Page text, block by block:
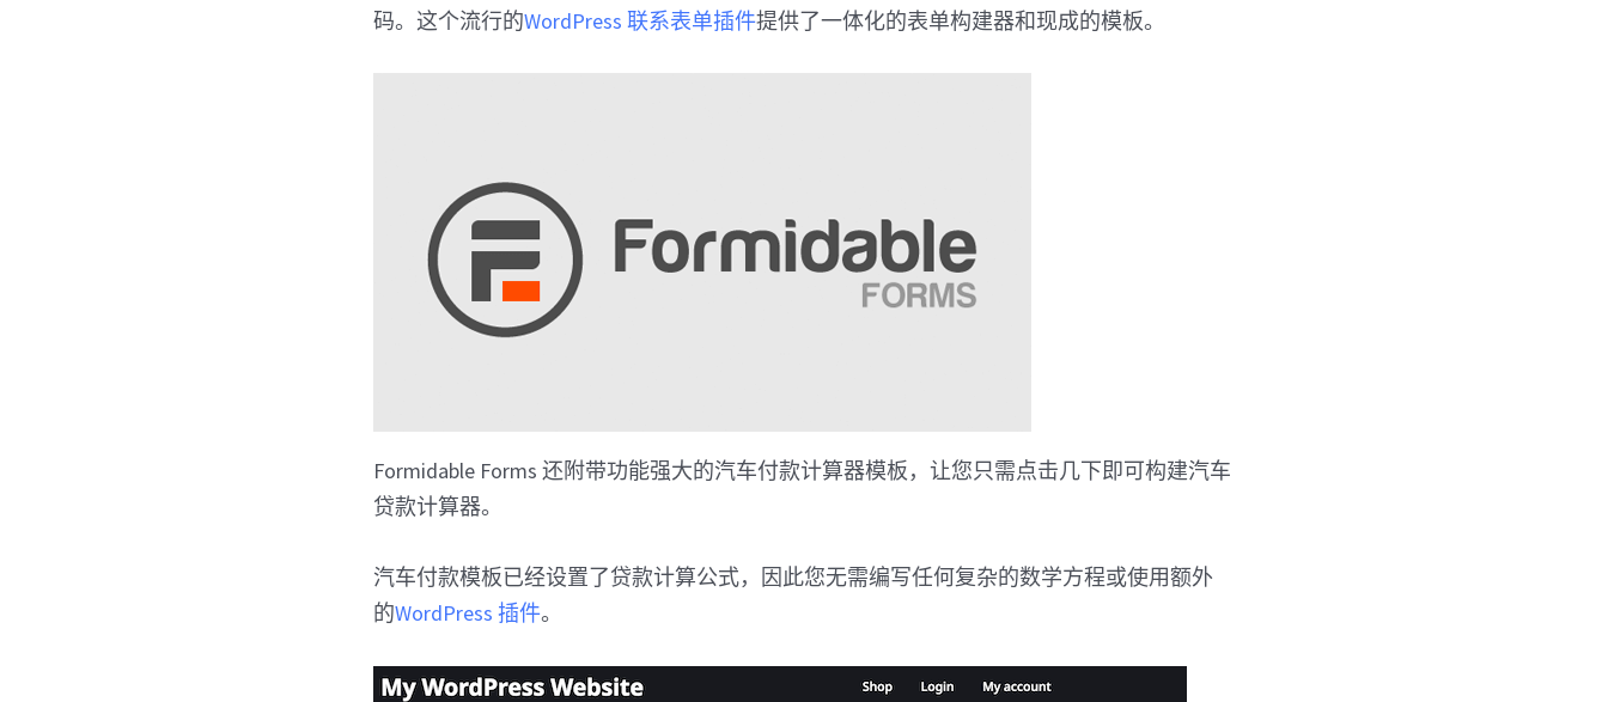
码。这个流行的WordPress 联系表单插件提供了一体化的表单构建器和现成的模板。
Formidable Forms 还附带功能强大的汽车付款计算器模板，让您只需点击几下即可构建汽车
贷款计算器。
汽车付款模板已经设置了贷款计算公式，因此您无需编写任何复杂的数学方程或使用额外
的WordPress 插件。